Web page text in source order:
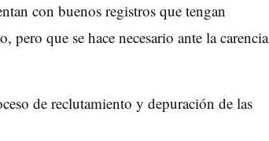
con buenos registros que tengan
que se hace necesario ante la carencia
de reclutamiento y depuración de las